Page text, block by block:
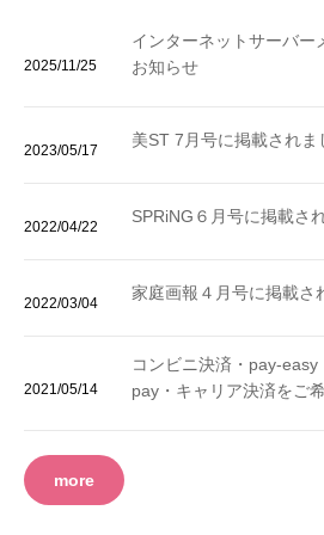
2025/11/25
インターネットサーバー
お知らせ
2023/05/17
美ST 7月号に掲載されま
2022/04/22
SPRiNG６月号に掲載さ
2022/03/04
家庭画報４月号に掲載さ
2021/05/14
コンビニ決済・pay-easy
pay・キャリア決済をご
more